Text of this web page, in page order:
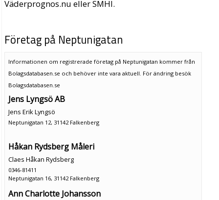
Väderprognos.nu eller SMHI.
Företag på Neptunigatan
Informationen om registrerade företag på Neptunigatan kommer från
Bolagsdatabasen.se och behöver inte vara aktuell. För ändring besök
Bolagsdatabasen.se
Jens Lyngsö AB
Jens Erik Lyngsö
Neptunigatan 12, 31142 Falkenberg
Håkan Rydsberg Måleri
Claes Håkan Rydsberg
0346-81411
Neptunigatan 16, 31142 Falkenberg
Ann Charlotte Johansson